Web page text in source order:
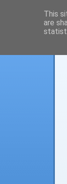
This
are